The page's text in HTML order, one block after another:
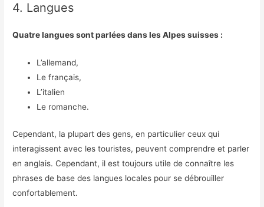
4. Langues
Quatre langues sont parlées dans les Alpes suisses :
L’allemand,
Le français,
L’italien
Le romanche.
Cependant, la plupart des gens, en particulier ceux qui
interagissent avec les touristes, peuvent comprendre et parler
en anglais. Cependant, il est toujours utile de connaître les
phrases de base des langues locales pour se débrouiller
confortablement.